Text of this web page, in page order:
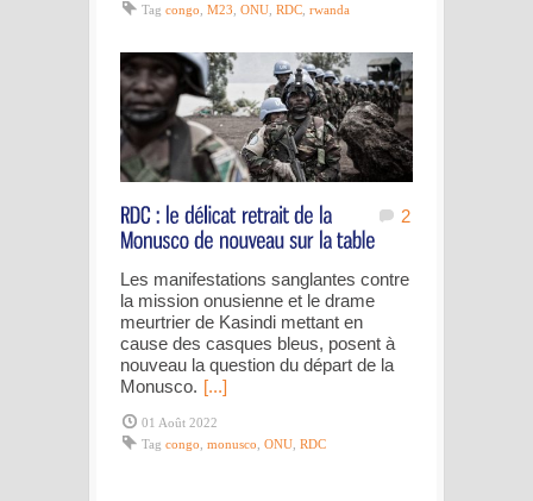
Tag congo M23 ONU RDC rwanda
2
Les manifestations sanglantes contre
la mission onusienne et le drame
meurtrier de Kasindi mettant en
cause des casques bleus, posent à
nouveau la question du départ de la
Monusco. [...]
01 Août 2022
Tag congo monusco ONU RDC